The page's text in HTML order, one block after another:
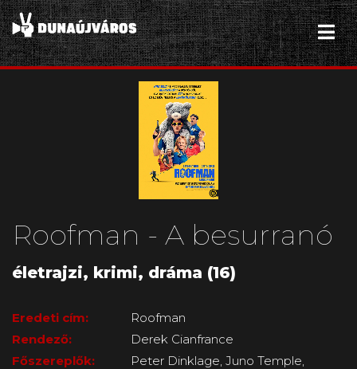
Roofman - A besurranó
életrajzi, krimi, dráma (16)
Eredeti cím:
Roofman
Rendező:
Derek Cianfrance
Főszereplők:
Peter Dinklage, Juno Temple,